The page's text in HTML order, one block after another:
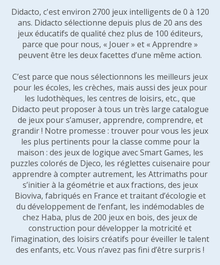
Didacto, c'est environ 2700 jeux intelligents de 0 à 120
ans. Didacto sélectionne depuis plus de 20 ans des
jeux éducatifs de qualité chez plus de 100 éditeurs,
parce que pour nous, « Jouer » et « Apprendre »
peuvent être les deux facettes d’une même action.
C’est parce que nous sélectionnons les meilleurs jeux
pour les écoles, les crèches, mais aussi des jeux pour
les ludothèques, les centres de loisirs, etc., que
Didacto peut proposer à tous un très large catalogue
de jeux pour s’amuser, apprendre, comprendre, et
grandir ! Notre promesse : trouver pour vous les jeux
les plus pertinents pour la classe comme pour la
maison : des jeux de logique avec Smart Games, les
puzzles colorés de Djeco, les réglettes cuisenaire pour
apprendre à compter autrement, les Attrimaths pour
s’initier à la géométrie et aux fractions, des jeux
Bioviva, fabriqués en France et traitant d’écologie et
du développement de l’enfant, les indémodables de
chez Haba, plus de 200 jeux en bois, des jeux de
construction pour développer la motricité et
l’imagination, des loisirs créatifs pour éveiller le talent
des enfants, etc. Vous n’avez pas fini d’être surpris !